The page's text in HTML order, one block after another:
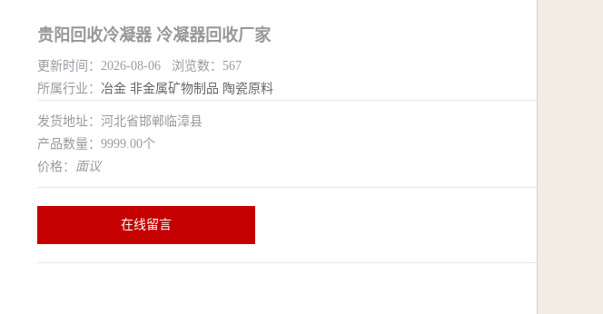
贵阳回收冷凝器 冷凝器回收厂家
更新时间：2026-08-06 浏览数：567
所属行业： 冶金 非金属矿物制品 陶瓷原料
发货地址：河北省邯郸临漳县
产品数量：9999.00个
价格： 面议
在线留言